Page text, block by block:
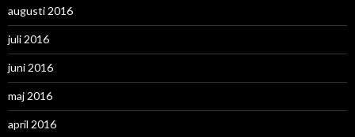
augusti 2016
juli 2016
juni 2016
maj 2016
april 2016